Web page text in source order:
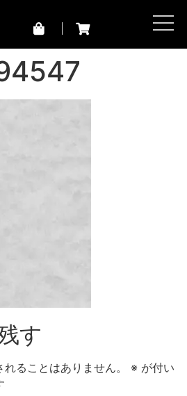
す
ることはありません。 ※ が付い